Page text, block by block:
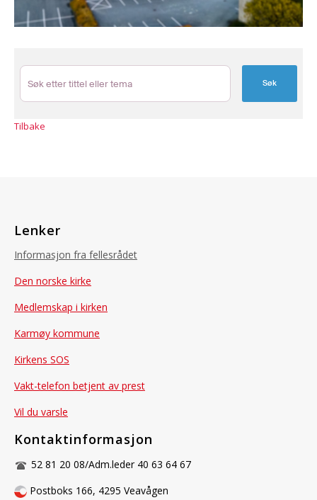
Søk
Tilbake
Lenker
Informasjon fra fellesrådet
Den norske kirke
Medlemskap i kirken
Karmøy kommune
Kirkens SOS
Vakt-telefon betjent av prest
Vil du varsle
Kontaktinformasjon
52 81 20 08/Adm.leder 40 63 64 67
Postboks 166, 4295 Veavågen